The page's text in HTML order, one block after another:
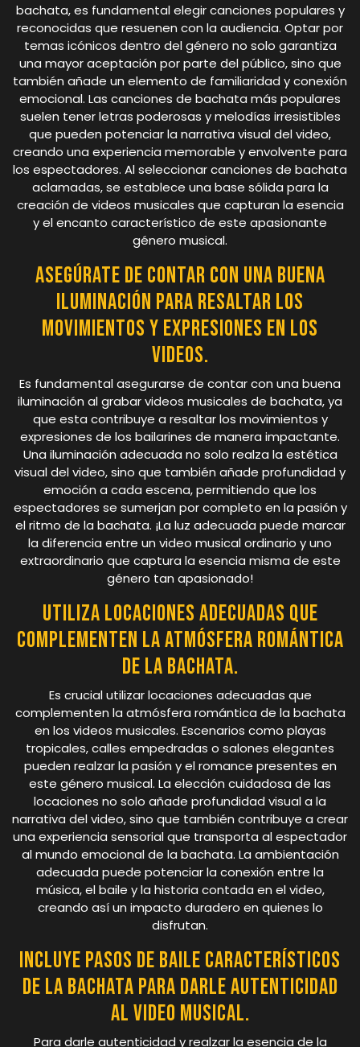
bachata, es fundamental elegir canciones populares y
reconocidas que resuenen con la audiencia. Optar por
temas icónicos dentro del género no solo garantiza
una mayor aceptación por parte del público, sino que
también añade un elemento de familiaridad y conexión
emocional. Las canciones de bachata más populares
suelen tener letras poderosas y melodías irresistibles
que pueden potenciar la narrativa visual del video,
creando una experiencia memorable y envolvente para
los espectadores. Al seleccionar canciones de bachata
aclamadas, se establece una base sólida para la
creación de videos musicales que capturan la esencia
y el encanto característico de este apasionante
género musical.
Asegúrate de contar con una buena
iluminación para resaltar los
movimientos y expresiones en los
videos.
Es fundamental asegurarse de contar con una buena
iluminación al grabar videos musicales de bachata, ya
que esta contribuye a resaltar los movimientos y
expresiones de los bailarines de manera impactante.
Una iluminación adecuada no solo realza la estética
visual del video, sino que también añade profundidad y
emoción a cada escena, permitiendo que los
espectadores se sumerjan por completo en la pasión y
el ritmo de la bachata. ¡La luz adecuada puede marcar
la diferencia entre un video musical ordinario y uno
extraordinario que captura la esencia misma de este
género tan apasionado!
Utiliza locaciones adecuadas que
complementen la atmósfera romántica
de la bachata.
Es crucial utilizar locaciones adecuadas que
complementen la atmósfera romántica de la bachata
en los videos musicales. Escenarios como playas
tropicales, calles empedradas o salones elegantes
pueden realzar la pasión y el romance presentes en
este género musical. La elección cuidadosa de las
locaciones no solo añade profundidad visual a la
narrativa del video, sino que también contribuye a crear
una experiencia sensorial que transporta al espectador
al mundo emocional de la bachata. La ambientación
adecuada puede potenciar la conexión entre la
música, el baile y la historia contada en el video,
creando así un impacto duradero en quienes lo
disfrutan.
Incluye pasos de baile característicos
de la bachata para darle autenticidad
al video musical.
Para darle autenticidad y realzar la esencia de la